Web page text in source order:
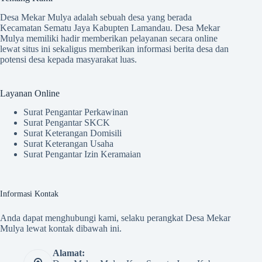
Desa Mekar Mulya adalah sebuah desa yang berada
Kecamatan Sematu Jaya Kabupten Lamandau. Desa Mekar
Mulya memiliki hadir memberikan pelayanan secara online
lewat situs ini sekaligus memberikan informasi berita desa dan
potensi desa kepada masyarakat luas.
Layanan Online
Surat Pengantar Perkawinan
Surat Pengantar SKCK
Surat Keterangan Domisili
Surat Keterangan Usaha
Surat Pengantar Izin Keramaian
Informasi Kontak
Anda dapat menghubungi kami, selaku perangkat Desa Mekar
Mulya lewat kontak dibawah ini.
Alamat: